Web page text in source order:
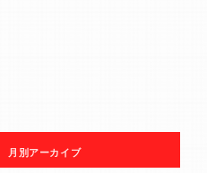
月別アーカイブ